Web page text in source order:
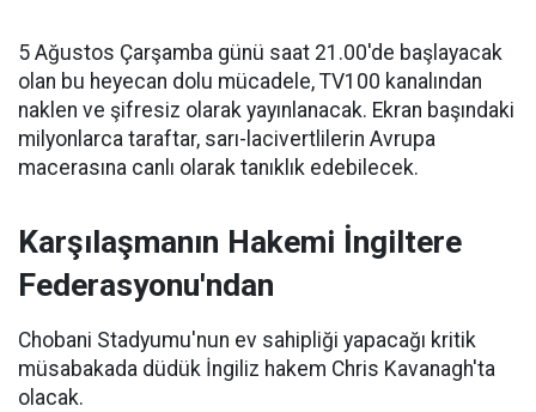
5 Ağustos Çarşamba günü saat 21.00'de başlayacak
olan bu heyecan dolu mücadele, TV100 kanalından
naklen ve şifresiz olarak yayınlanacak. Ekran başındaki
milyonlarca taraftar, sarı-lacivertlilerin Avrupa
macerasına canlı olarak tanıklık edebilecek.
Karşılaşmanın Hakemi İngiltere
Federasyonu'ndan
Chobani Stadyumu'nun ev sahipliği yapacağı kritik
müsabakada düdük İngiliz hakem Chris Kavanagh'ta
olacak.